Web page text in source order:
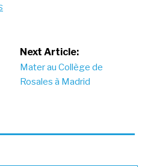
Next Article:
Mater au Collège de
Rosales à Madrid